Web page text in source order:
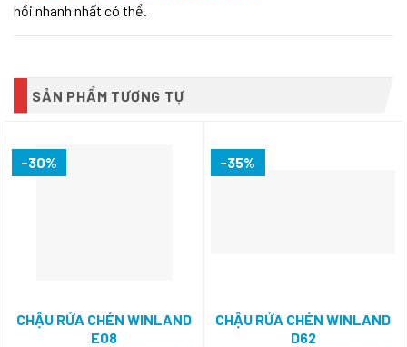
hồi nhanh nhất có thể.
SẢN PHẨM TƯƠNG TỰ
-30%
CHẬU RỬA CHÉN WINLAND
E08
-35%
CHẬU RỬA CHÉN WINLAND
D62